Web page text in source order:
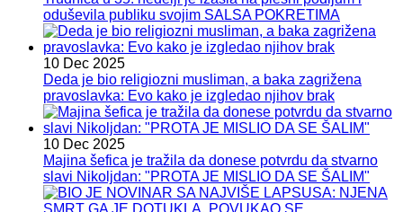
oduševila publiku svojim SALSA POKRETIMA
10 Dec 2025
Deda je bio religiozni musliman, a baka zagrižena
pravoslavka: Evo kako je izgledao njihov brak
10 Dec 2025
Majina šefica je tražila da donese potvrdu da stvarno
slavi Nikoljdan: "PROTA JE MISLIO DA SE ŠALIM"